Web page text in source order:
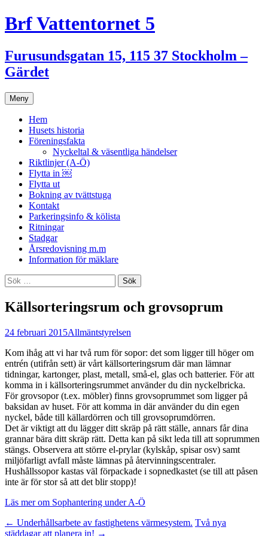
Hoppa
till
Brf Vattentornet 5
Furusundsgatan 15, 115 37 Stockholm –
Gärdet
Meny
Hem
Husets historia
Föreningsfakta
Nyckeltal & väsentliga händelser
Riktlinjer (A-Ö)
Flytta in ￼
Flytta ut
Bokning av tvättstuga
Kontakt
Parkeringsinfo & kölista
Ritningar
Stadgar
Årsredovisning m.m
Information för mäklare
Sök
efter:
Källsorteringsrum och grovsoprum
24 februari 2015Allmäntstyrelsen
Kom ihåg att vi har två rum för sopor: det som ligger till höger om
entrén (utifrån sett) är vårt källsorteringsrum där man lämnar
tidningar, kartonger, plast, metall, små-el, glas och batterier. För att
komma in i källsorteringsrummet använder du din nyckelbricka.
För grovsopor (t.ex. möbler) finns grovsoprummet som ligger på
baksidan av huset. För att komma in där använder du din egen
nyckel, både till källardörren och till grovsoprumdörren.
Det är viktigt att du lägger ditt skräp på rätt ställe, annars får dina
grannar bära ditt skräp rätt. Detta kan på sikt leda till att soprummen
stängs. Observera att större el-prylar (kylskåp, spisar osv) samt
miljöfarligt avfall måste lämnas på återvinningscentraler.
Hushållssopor kastas väl förpackade i sopnedkastet (se till att påsen
inte är för stor så att det blir stopp)!
Läs mer om Sophantering under A-Ö
Inläggsnavigering
← Underhållsarbete av fastighetens värmesystem. Två nya
städdagar att planera in! →